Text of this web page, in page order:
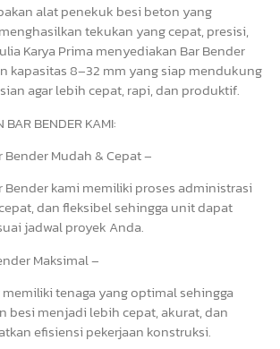
alat penekuk besi beton yang
tekukan yang cepat, presisi,
Karya Prima menyediakan Bar Bender
kapasitas 8–32 mm yang siap mendukung
agar lebih cepat, rapi, dan produktif.
BENDER KAMI:
Bender Mudah & Cepat –
Bender kami memiliki proses administrasi
dan fleksibel sehingga unit dapat
jadwal proyek Anda.
Maksimal –
memiliki tenaga yang optimal sehingga
besi menjadi lebih cepat, akurat, dan
efisiensi pekerjaan konstruksi.